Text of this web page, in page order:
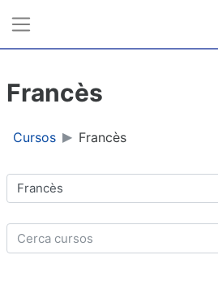
Francès
Cursos Francès
Categories de cursos
Cerca cursos